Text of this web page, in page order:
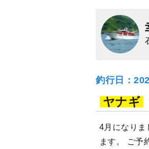
釣行日：
ヤナギ
4月になりま
ます。 ご予